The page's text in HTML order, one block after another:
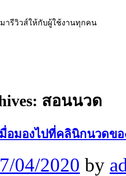
ารีวิวส์ให้กับผู้ใช้งานทุกคน
สอนนวด
อมองไปที่คลินิกนวดขอ
04/2020 by